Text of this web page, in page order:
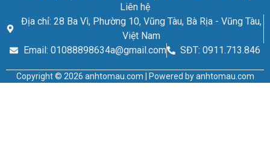
Liên hệ
Địa chỉ: 28 Ba Vì, Phường 10, Vũng Tàu, Bà Rịa - Vũng Tàu,
Việt Nam
Email: 01088898634a@gmail.com
SĐT: 0911.713.846
Copyright © 2026 anhtomau.com | Powered by anhtomau.com